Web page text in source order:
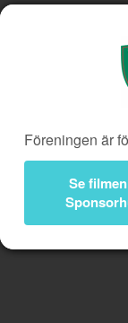
Bli
Föreningen är
Se